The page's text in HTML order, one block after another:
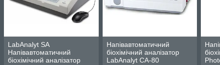
LabAnalyt SA
Напівавтоматичний
біохімічний аналізатор
Напівавтоматичний
біохімічний аналізатор
LabAnalyt СА-80